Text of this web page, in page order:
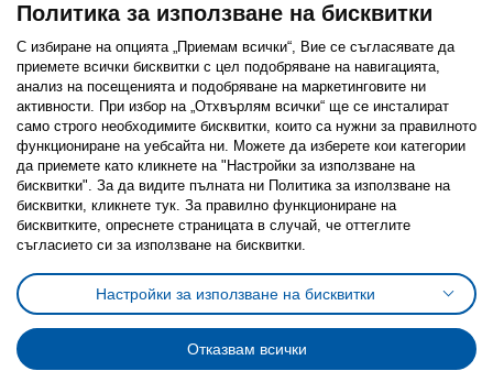
Последвайте ни:
FacebookTwitterYoutubePinterestInstagram
Политика за използване на бисквитки (Cookies)
Избор на настройки за използване на бисквитки
Условия за ползване на ikea.bgОбща политика за личните данни
Политика за защита на личните данни на ikea.bg
Общи условия на програма IKEA Family
Политика за защита на лични данни на програма IKEA Family
Политика за използване на бисквитки
С избиране на опцията „Приемам всички“, Вие се съгласявате да
приемете всички бисквитки с цел подобряване на навигацията,
анализ на посещенията и подобряване на маркетинговите ни
активности. При избор на „Отхвърлям всички“ ще се инсталират
само строго необходимитe бисквитки, които са нужни за правилното
функциониране на уебсайта ни. Можете да изберете кои категории
да приемете като кликнете на "Настройки за използване на
бисквитки". За да видите пълната ни Политика за използване на
бисквитки, кликнете тук. За правилно функциониране на
бисквитките, опреснете страницата в случай, че оттеглите
съгласието си за използване на бисквитки.
Настройки за използване на бисквитки
Отказвам всички